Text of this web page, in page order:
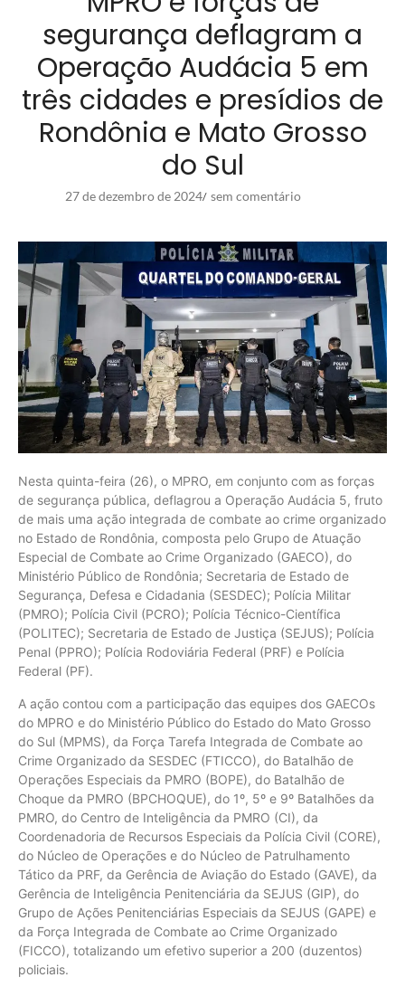
segurança deflagram a
Operação Audácia 5 em
três cidades e presídios de
Rondônia e Mato Grosso
do Sul
27 de dezembro de 2024/ sem comentário
Nesta quinta-feira (26), o MPRO, em conjunto com as forças
de segurança pública, deflagrou a Operação Audácia 5, fruto
de mais uma ação integrada de combate ao crime organizado
no Estado de Rondônia, composta pelo Grupo de Atuação
Especial de Combate ao Crime Organizado (GAECO), do
Ministério Público de Rondônia; Secretaria de Estado de
Segurança, Defesa e Cidadania (SESDEC); Polícia Militar
(PMRO); Polícia Civil (PCRO); Polícia Técnico-Científica
(POLITEC); Secretaria de Estado de Justiça (SEJUS); Polícia
Penal (PPRO); Polícia Rodoviária Federal (PRF) e Polícia
Federal (PF).
A ação contou com a participação das equipes dos GAECOs
do MPRO e do Ministério Público do Estado do Mato Grosso
do Sul (MPMS), da Força Tarefa Integrada de Combate ao
Crime Organizado da SESDEC (FTICCO), do Batalhão de
Operações Especiais da PMRO (BOPE), do Batalhão de
Choque da PMRO (BPCHOQUE), do 1º, 5º e 9º Batalhões da
PMRO, do Centro de Inteligência da PMRO (CI), da
Coordenadoria de Recursos Especiais da Polícia Civil (CORE),
do Núcleo de Operações e do Núcleo de Patrulhamento
Tático da PRF, da Gerência de Aviação do Estado (GAVE), da
Gerência de Inteligência Penitenciária da SEJUS (GIP), do
Grupo de Ações Penitenciárias Especiais da SEJUS (GAPE) e
da Força Integrada de Combate ao Crime Organizado
(FICCO), totalizando um efetivo superior a 200 (duzentos)
policiais.